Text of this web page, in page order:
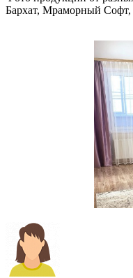
Бархат, Мраморный Софт,